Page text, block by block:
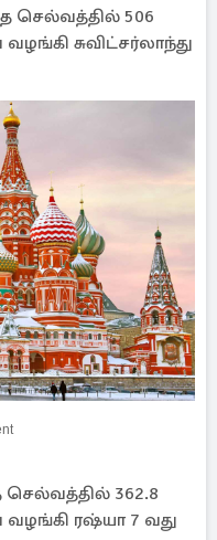
செல்வத்தில் 506
சுவிட்சர்லாந்து
362.8
ரஷ்யா 7 வது